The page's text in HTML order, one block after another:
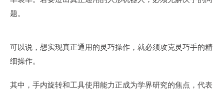
题。
可以说，想实现真正通用的灵巧操作，就必须攻克灵巧手的精
细操作。
其中，手内旋转和工具使用能力正成为学界研究的焦点，代表